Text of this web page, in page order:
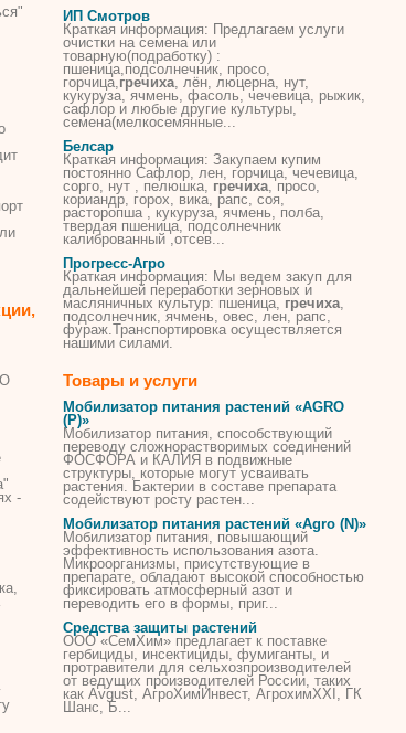
-
ИП Смотров
Краткая информация: Предлагаем услуги
очистки на семена или
товарную(подработку) :
пшеница,подсолнечник, просо,
горчица,гречиха, лён, люцерна, нут,
кукуруза, ячмень, фасоль, чечевица, рыжик,
сафлор и любые другие культуры,
семена(мелкосемянные...
Белсар
Краткая информация: Закупаем купим
постоянно Сафлор, лен, горчица, чечевица,
сорго, нут , пелюшка, гречиха, просо,
кориандр, горох, вика, рапс, соя,
расторопша , кукуруза, ячмень, полба,
твердая пшеница, подсолнечник
калиброванный ,отсев...
Прогресс-Агро
Краткая информация: Мы ведем закуп для
дальнейшей переработки зерновых и
масляничных культур: пшеница, гречиха,
подсолнечник, ячмень, овес, лен, рапс,
фураж.Транспортировка осуществляется
нашими силами.
Товары и услуги
Мобилизатор питания растений «AGRO
(P)»
Мобилизатор питания, способствующий
переводу сложнорастворимых соединений
ФОСФОРА и КАЛИЯ в подвижные
структуры, которые могут усваивать
растения. Бактерии в составе препарата
содействуют росту растен...
Мобилизатор питания растений «Agro (N)»
Мобилизатор питания, повышающий
эффективность использования азота.
Микроорганизмы, присутствующие в
препарате, обладают высокой способностью
фиксировать атмосферный азот и
переводить его в формы, приг...
Средства защиты растений
ООО «СемХим» предлагает к поставке
гербициды, инсектициды, фумиганты, и
протравители для сельхозпроизводителей
от ведущих производителей России, тaкиx
кaк Avgust, АгроХимИнвeст, AгpохимХХI, ГК
Шанс, Б...